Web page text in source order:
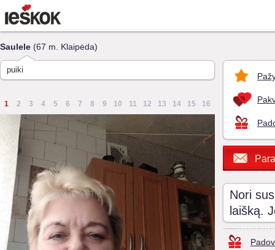
Saulele (67 m. Klaipėda)
puiki
1 2 3 4 5 6 7 8 9 10 11 12 13 14 15 16
Nori
laišką.